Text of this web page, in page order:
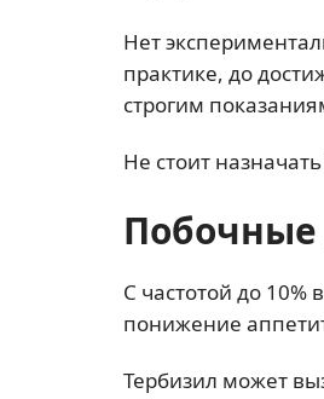
Нет
практике, до
строгим
Не стоит
Побочные
С частотой до
понижение
Тербизил может